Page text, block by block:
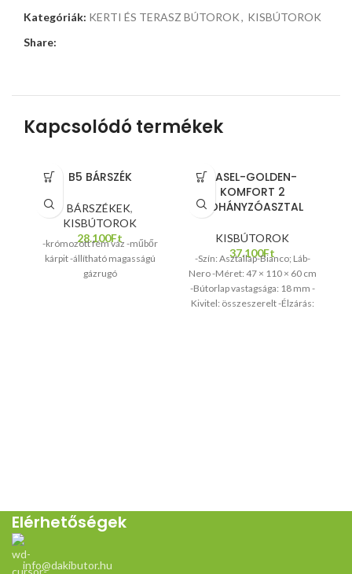
Kategóriák: KERTI ÉS TERASZ BÚTOROK, KISBÚTOROK
Share:
Kapcsolódó termékek
B5 BÁRSZÉK
BÁRSZÉKEK,
KISBÚTOROK
28.100Ft
-krómozott fém váz -műbőr
kárpit -állítható magasságú
gázrugó
BASEL-GOLDEN-
KOMFORT 2
DOHÁNYZÓASZTAL
KISBÚTOROK
37.100Ft
-Szín: Asztallap-Bianco; Láb-
Nero -Méret: 47 × 110 × 60 cm
-Bútorlap vastagsága: 18 mm -
Kivitel: összeszerelt -Élzárás:
Elérhetőségek
info@dakibutor.hu